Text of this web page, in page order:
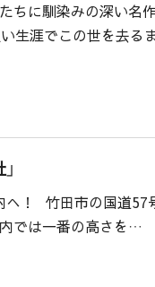
たちに馴染みの深い
生涯でこの世を去る
！ 竹田市の国道57
では一番の高さを…